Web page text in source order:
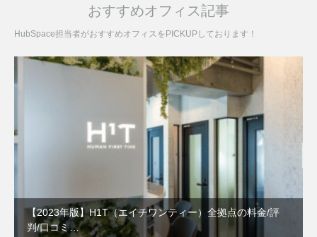
おすすめオフィス記事
HubSpace担当者がおすすめオフィスをPICKUPしております！
【2023年版】H1T（エイチワンティー）全拠点の料金/評
判/口コミ…